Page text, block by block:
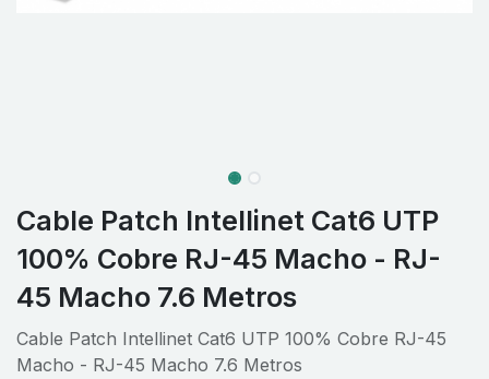
Cable Patch Intellinet Cat6 UTP
100% Cobre RJ-45 Macho - RJ-
45 Macho 7.6 Metros
Cable Patch Intellinet Cat6 UTP 100% Cobre RJ-45
Macho - RJ-45 Macho 7.6 Metros